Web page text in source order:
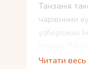
Танзанія
чарівними
узбережжі
Мафії, від
Читати